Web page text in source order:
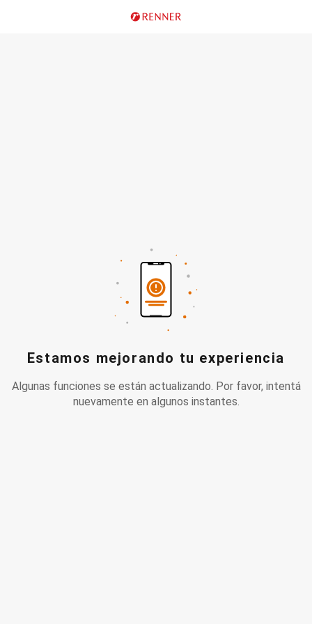
Estamos mejorando tu experiencia
Algunas funciones se están actualizando. Por favor, intentá
nuevamente en algunos instantes.